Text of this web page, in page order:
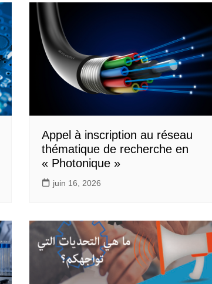
Appel à inscription au réseau
thématique de recherche en
« Photonique »
juin 16, 2026